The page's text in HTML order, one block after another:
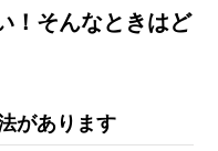
！そんなときはど
があります